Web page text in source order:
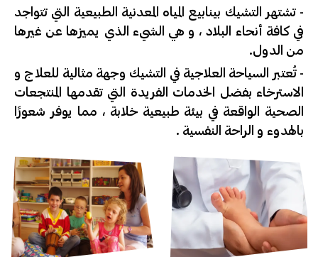
- تشتهر التشيك بينابيع المياه المعدنية الطبيعية التي تتواجد
في كافة أنحاء البلاد ، و هي الشيء الذي يميزها عن غيرها
من الدول.
- تُعتبر السياحة العلاجية في التشيك وجهة مثالية للعلاج و
الاسترخاء بفضل الخدمات الفريدة التي تقدمها المنتجعات
الصحية الواقعة في بيئة طبيعية خلابة ، مما يوفر شعورًا
بالهدوء و الراحة النفسية .